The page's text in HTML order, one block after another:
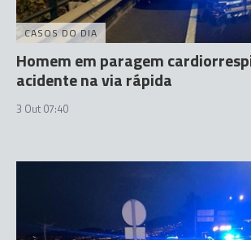
CASOS DO DIA
Homem em paragem
acidente na via rápida
3 Out 07:40